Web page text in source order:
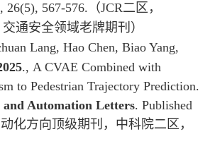
, 26(5), 567-576.（JCR二区，
通安全领域老牌期刊）
Lang, Hao Chen, Biao Yang,
.,A CVAE Combined with
to Pedestrian Trajectory Prediction.
Automation Letters. Published
化方向顶级期刊，中科院二区，